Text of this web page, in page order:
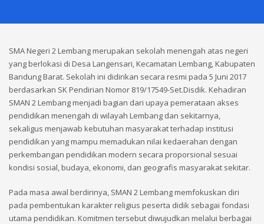
SMA Negeri 2 Lembang merupakan sekolah menengah atas negeri
yang berlokasi di Desa Langensari, Kecamatan Lembang, Kabupaten
Bandung Barat. Sekolah ini didirikan secara resmi pada 5 Juni 2017
berdasarkan SK Pendirian Nomor 819/17549-Set.Disdik. Kehadiran
SMAN 2 Lembang menjadi bagian dari upaya pemerataan akses
pendidikan menengah di wilayah Lembang dan sekitarnya,
sekaligus menjawab kebutuhan masyarakat terhadap institusi
pendidikan yang mampu memadukan nilai kedaerahan dengan
perkembangan pendidikan modern secara proporsional sesuai
kondisi sosial, budaya, ekonomi, dan geografis masyarakat sekitar.
Pada masa awal berdirinya, SMAN 2 Lembang memfokuskan diri
pada pembentukan karakter religius peserta didik sebagai fondasi
utama pendidikan. Komitmen tersebut diwujudkan melalui berbagai